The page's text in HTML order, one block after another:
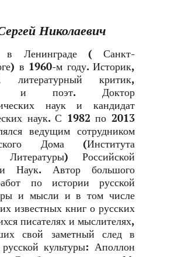
Николаевич
в Ленинграде ( Санкт-
в 1960-м году. Историк,
литературный критик,
и поэт. Доктор
наук и кандидат
наук. С 1982 по 2013
ведущим сотрудником
Дома (Института
Литературы) Российской
Наук. Автор большого
по истории русской
и мысли и в том числе
известных книг о русских
писателях и мыслителях,
свой заметный след в
культуры: Аполлон